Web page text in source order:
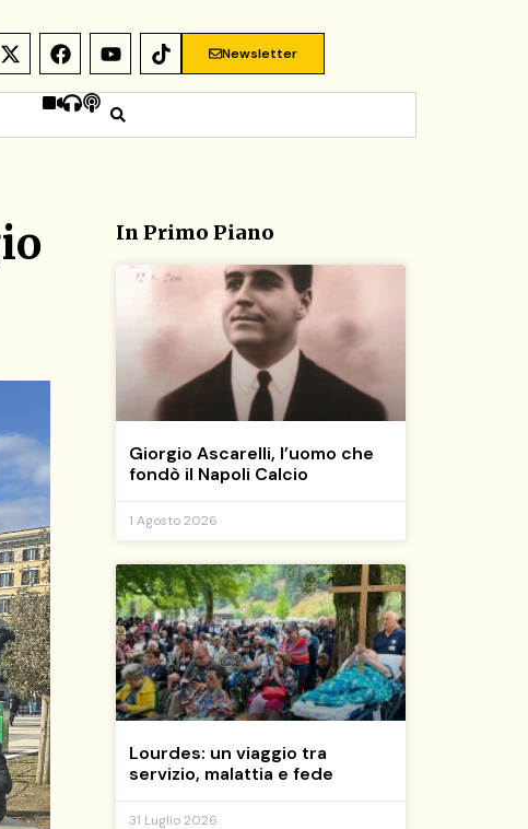
Newsletter
In Primo Piano
Giorgio Ascarelli, l’uomo che
fondò il Napoli Calcio
1 Agosto 2026
Lourdes: un viaggio tra
servizio, malattia e fede
31 Luglio 2026